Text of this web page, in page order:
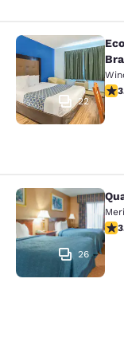
Econo
22
Quality Inn
26